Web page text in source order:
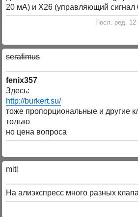
20 мА) и X26 (управляющий сигнал
Посл. ред. 12
serafimus
fenix357
Здесь:
http://burkert.su/
тоже пропорциональные и другие
только
но цена вопроса
mitl
На алиэкспресс много разных